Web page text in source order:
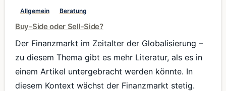
Allgemein Beratung
Buy-Side oder Sell-Side?
Der Finanzmarkt im Zeitalter der Globalisierung –
zu diesem Thema gibt es mehr Literatur, als es in
einem Artikel untergebracht werden könnte. In
diesem Kontext wächst der Finanzmarkt stetig.